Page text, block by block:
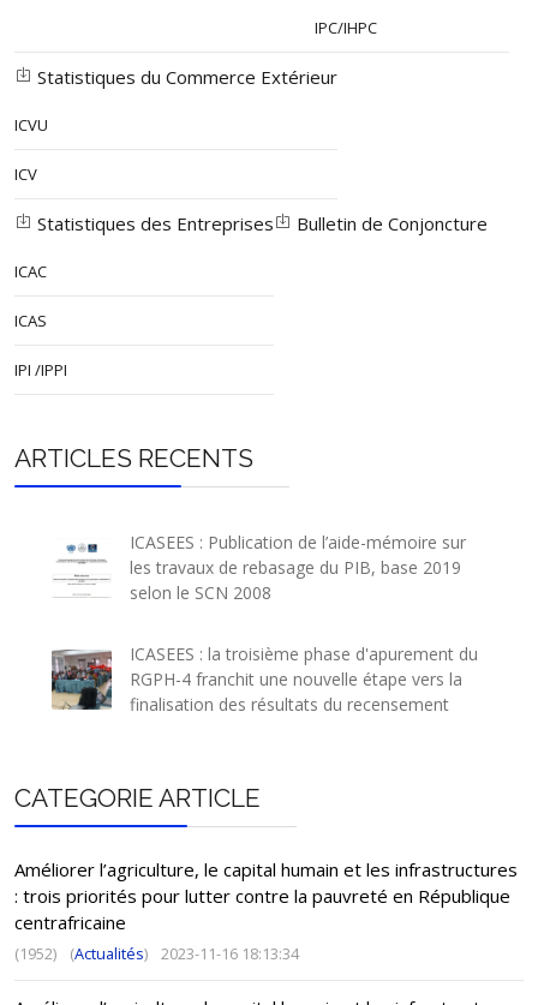
IPC/IHPC
Statistiques du Commerce Extérieur
ICVU
ICV
Statistiques des Entreprises
ICAC
ICAS
IPI /IPPI
Bulletin de Conjoncture
ARTICLES RECENTS
ICASEES : Publication de l’aide-mémoire sur
les travaux de rebasage du PIB, base 2019
selon le SCN 2008
ICASEES : la troisième phase d'apurement du
RGPH-4 franchit une nouvelle étape vers la
finalisation des résultats du recensement
CATEGORIE ARTICLE
Améliorer l’agriculture, le capital humain et les infrastructures
: trois priorités pour lutter contre la pauvreté en République
centrafricaine
(1952) (Actualités) 2023-11-16 18:13:34